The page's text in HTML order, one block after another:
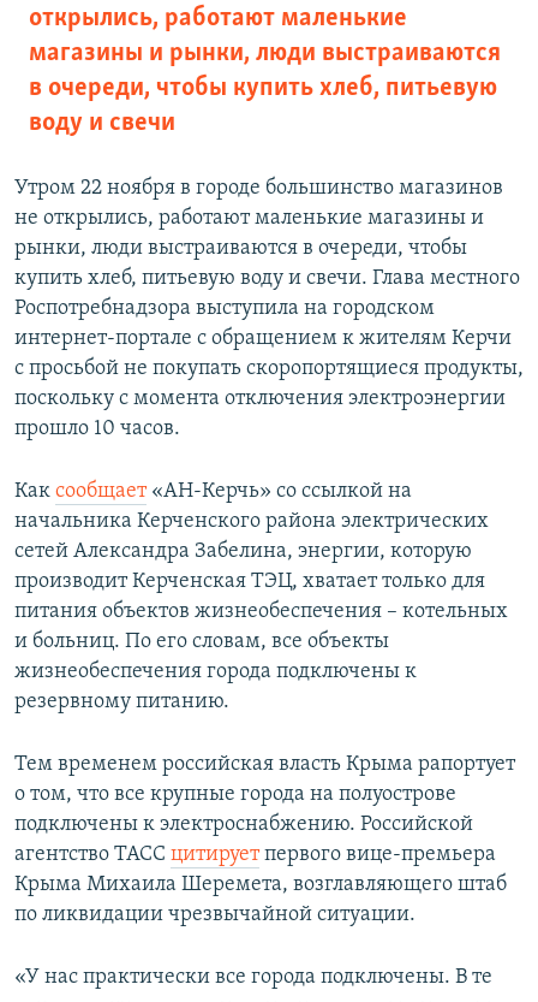
открылись, работают маленькие
магазины и рынки, люди выстраиваются
в очереди, чтобы купить хлеб, питьевую
воду и свечи
Утром 22 ноября в городе большинство магазинов
не открылись, работают маленькие магазины и
рынки, люди выстраиваются в очереди, чтобы
купить хлеб, питьевую воду и свечи. Глава местного
Роспотребнадзора выступила на городском
интернет-портале с обращением к жителям Керчи
с просьбой не покупать скоропортящиеся продукты,
поскольку с момента отключения электроэнергии
прошло 10 часов.
Как сообщает«АН-Керчь» со ссылкой на
начальника Керченского района электрических
сетей Александра Забелина, энергии, которую
производит Керченская ТЭЦ, хватает только для
питания объектов жизнеобеспечения – котельных
и больниц. По его словам, все объекты
жизнеобеспечения города подключены к
резервному питанию.
Тем временем российская власть Крыма рапортует
о том, что все крупные города на полуострове
подключены к электроснабжению. Российской
агентство ТАСС цитируетпервого вице-премьера
Крыма Михаила Шеремета, возглавляющего штаб
по ликвидации чрезвычайной ситуации.
«У нас практически все города подключены. В те